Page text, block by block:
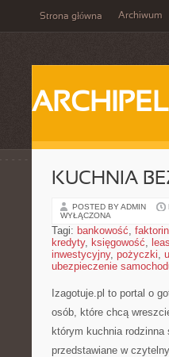
Strona główna Archiwum
KUCHNIA
POSTED BY ADMIN
WYŁĄCZONA
Tagi: bankowość,
kredyty, księgowość,
inwestycyjny, pożyczki,
ubezpieczenie
Izagotuje.pl to portal o
osób, które chcą
którym kuchnia
przedstawiane w